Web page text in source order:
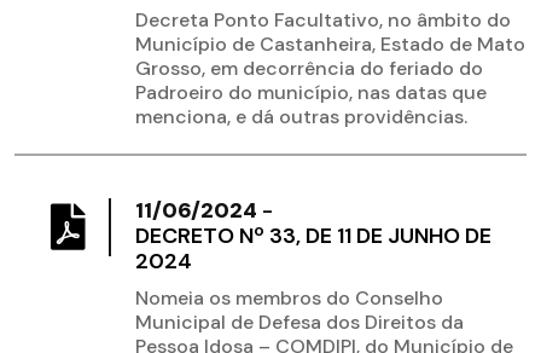
Decreta Ponto Facultativo, no âmbito do
Município de Castanheira, Estado de Mato
Grosso, em decorrência do feriado do
Padroeiro do município, nas datas que
menciona, e dá outras providências.
11/06/2024 -
DECRETO Nº 33, DE 11 DE JUNHO DE
2024
Nomeia os membros do Conselho
Municipal de Defesa dos Direitos da
Pessoa Idosa – COMDIPI, do Município de